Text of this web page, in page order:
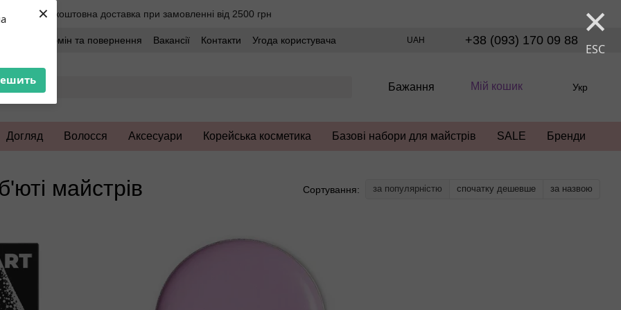
× ×
ESC
Безкоштовна доставка при замовленні від 2500 грн
Обмін та повернення Вакансії Контакти
Угода користувача
UAH +38 (093) 170 09 88
Бажання Мій кошик Укр
Догляд Волосся Аксесуари Корейська косметика Базові набори для майстрів SALE Бренди
майстрів Сортування: за популярністю спочатку дешевше за назвою